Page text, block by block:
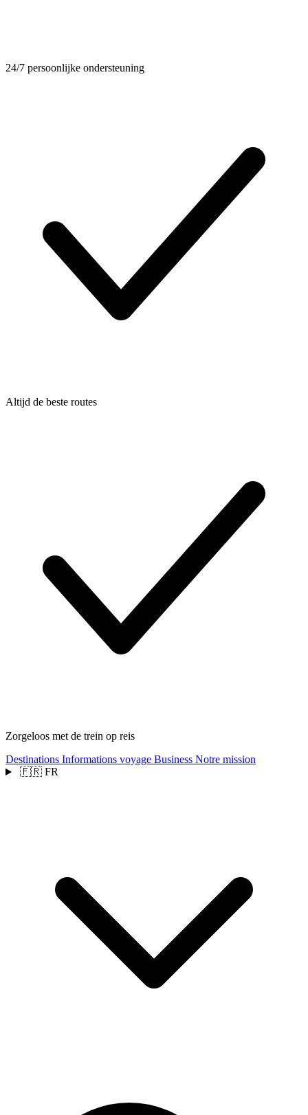
24/7 persoonlijke ondersteuning
Altijd de beste routes
Zorgeloos met de trein op reis
Destinations Informations voyage Business Notre mission
🇫🇷 FR